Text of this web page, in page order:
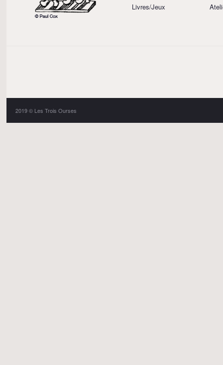
Livres/Jeux
2019 © Les Trois Ourses